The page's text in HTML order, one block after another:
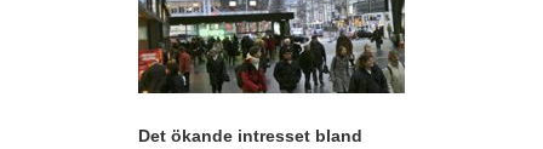
Det ökande intresset bland